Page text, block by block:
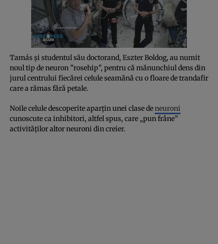
Tamás şi studentul său doctorand, Eszter Boldog, au numit
noul tip de neuron ”rosehip”, pentru că mănunchiul dens din
jurul centrului fiecărei celule seamănă cu o floare de trandafir
care a rămas fără petale.
Noile celule descoperite aparţin unei clase deneuroni
cunoscute ca inhibitori, altfel spus, care „pun frâne”
activităţilor altor neuroni din creier.